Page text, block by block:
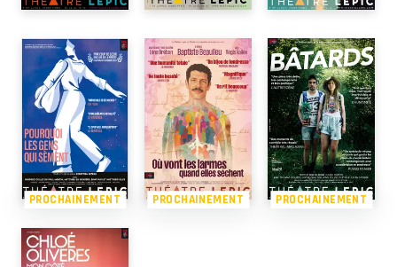
PROCHAINEMENT PROCHAINEMENT PROCHAINEMENT